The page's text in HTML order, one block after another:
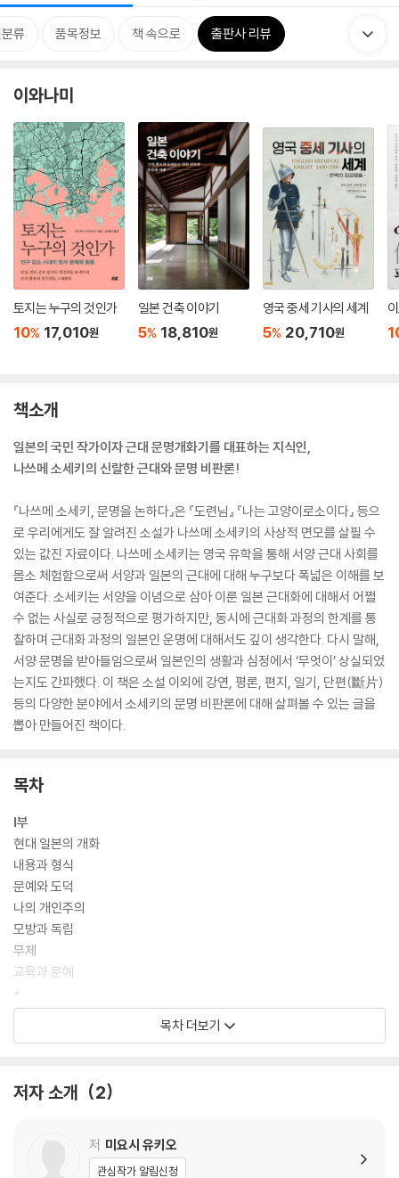
류 품목정보 책 속으로 출판사 리뷰
이와나미
토지는 누구의 것인가
10% 17,010원
일본 건축 이야기
5% 18,810원
영국 중세 기사의 세계
5% 20,710원
책소개
일본의 국민 작가이자 근대 문명개화기를 대표하는 지식인,
나쓰메 소세키의 신랄한 근대와 문명 비판론!
『나쓰메 소세키, 문명을 논하다』은 『도련님』 『나는 고양이로소이다』 등으
로 우리에게도 잘 알려진 소설가 나쓰메 소세키의 사상적 면모를 살필 수
있는 값진 자료이다. 나쓰메 소세키는 영국 유학을 통해 서양 근대 사회를
몸소 체험함으로써 서양과 일본의 근대에 대해 누구보다 폭넓은 이해를 보
여준다. 소세키는 서양을 이념으로 삼아 이룬 일본 근대화에 대해서 어쩔
수 없는 사실로 긍정적으로 평가하지만, 동시에 근대화 과정의 한계를 통
찰하며 근대화 과정의 일본인 운명에 대해서도 깊이 생각한다. 다시 말해,
서양 문명을 받아들임으로써 일본인의 생활과 심정에서 ‘무엇이’ 상실되었
는지도 간파했다. 이 책은 소설 이외에 강연, 평론, 편지, 일기, 단편(斷片)
등의 다양한 분야에서 소세키의 문명 비판론에 대해 살펴볼 수 있는 글을
뽑아 만들어진 책이다.
목차
Ⅰ부
현대 일본의 개화
내용과 형식
문예와 도덕
나의 개인주의
모방과 독립
무제
교육과 문예
*
『동양미술도보』
박사 문제의 경과(전말)
목차 더보기
저자 소개 2
저 미요시 유키오
관심작가 알림신청